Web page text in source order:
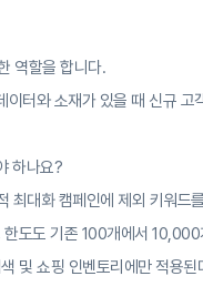
역할을 합니다.
터와 소재가 있을 때 신규
하나요?
대화 캠페인에 제외 키워드
도도 기존 100개에서
및 쇼핑 인벤토리에만 적용